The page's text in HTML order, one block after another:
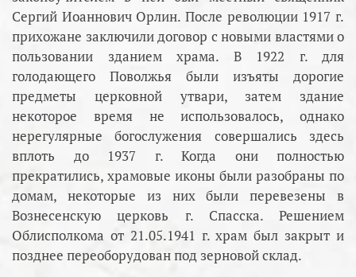
Сергий Иоаннович Орлин. После революции 1917 г.
прихожане заключили договор с новыми властями о
пользовании зданием храма. В 1922 г. для
голодающего Поволжья были изъяты дорогие
предметы церковной утвари, затем здание
некоторое время не использовалось, однако
нерегулярные богослужения совершались здесь
вплоть до 1937 г. Когда они полностью
прекратились, храмовые иконы были разобраны по
домам, некоторые из них были перевезены в
Вознесенскую церковь г. Спасска. Решением
Облисполкома от 21.05.1941 г. храм был закрыт и
позднее переоборудован под зерновой склад.